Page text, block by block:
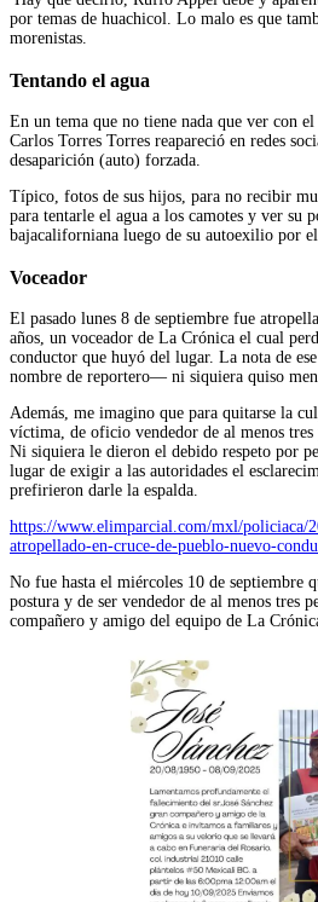
por temas de huachicol. Lo malo es que
morenistas.
Tentando el agua
En un tema que no tiene nada que ver con
Carlos Torres Torres reapareció en redes
desaparición (auto) forzada.
Típico, fotos de sus hijos, para no recibir
para tentarle el agua a los camotes y ver su
bajacaliforniana luego de su autoexilio por
Voceador
El pasado lunes 8 de septiembre fue
años, un voceador de La Crónica el cual
conductor que huyó del lugar. La nota de
nombre de reportero— ni siquiera quiso
Además, me imagino que para quitarse la
víctima, de oficio vendedor de al menos
Ni siquiera le dieron el debido respeto por
lugar de exigir a las autoridades el
prefirieron darle la espalda.
https://www.elimparcial.com/mxl/policiaca/
atropellado-en-cruce-de-pueblo-nuevo-
No fue hasta el miércoles 10 de septiembre
postura y de ser vendedor de al menos tres
compañero y amigo del equipo de La